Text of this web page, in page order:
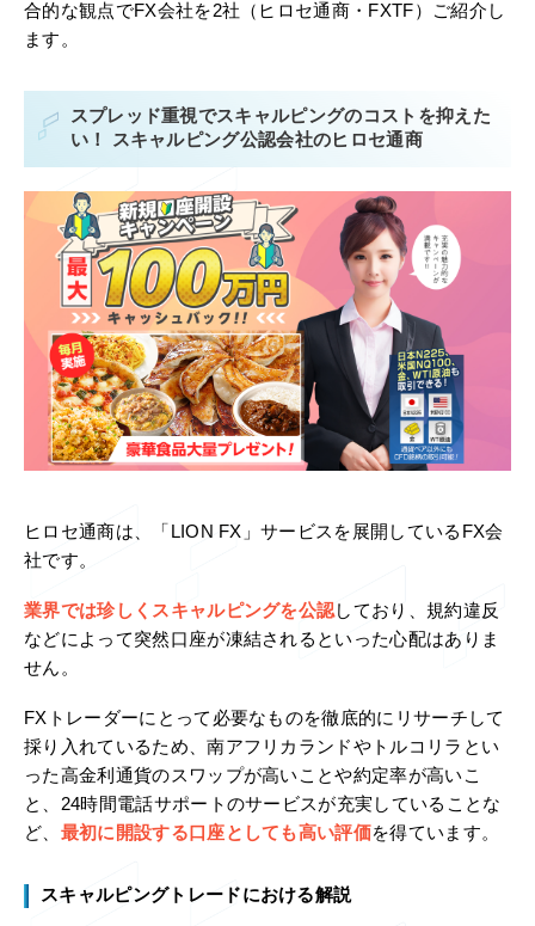
合的な観点でFX会社を2社（ヒロセ通商・FXTF）ご紹介し
ます。
スプレッド重視でスキャルピングのコストを抑えた
い！ スキャルピング公認会社のヒロセ通商
ヒロセ通商は、「LION FX」サービスを展開しているFX会
社です。
業界では珍しくスキャルピングを公認しており、規約違反
などによって突然口座が凍結されるといった心配はありま
せん。
FXトレーダーにとって必要なものを徹底的にリサーチして
採り入れているため、南アフリカランドやトルコリラとい
った高金利通貨のスワップが高いことや約定率が高いこ
と、24時間電話サポートのサービスが充実していることな
ど、 最初に開設する口座としても高い評価を得ています。
スキャルピングトレードにおける解説